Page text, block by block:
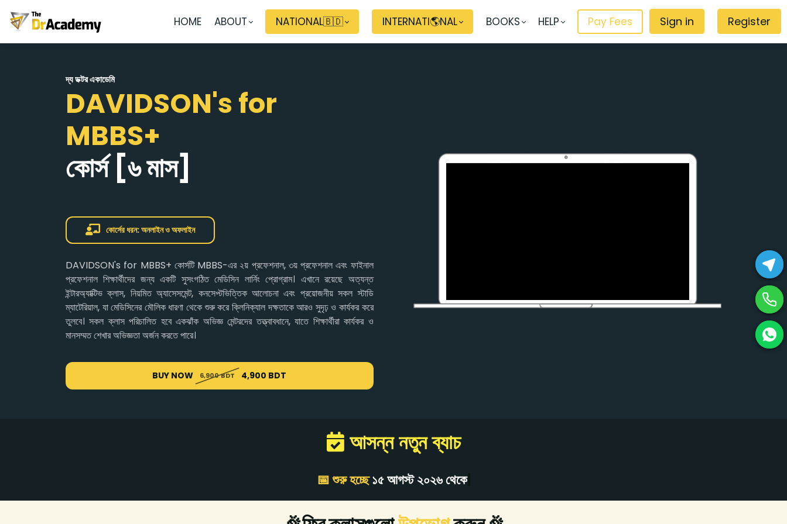
HOME ABOUT NATIONAL🇧🇩 INTERNATI🌎NAL BOOKS HELP Pay Fees Sign in Register
দ্য ডক্টর একাডেমি
DAVIDSON's for
MBBS+
কোর্স[৬ মাস]
কোর্সের ধরন: অনলাইন ও অফলাইন
DAVIDSON's for MBBS+ কোর্সটি MBBS-এর ২য় প্রফেশনাল, ৩য় প্রফেশনাল এবং ফাইনাল
প্রফেশনাল শিক্ষার্থীদের জন্য একটি সুসংগঠিত মেডিসিন লার্নিং প্রোগ্রাম। এখানে রয়েছে অত্যন্ত
ইন্টারঅ্যাক্টিভ ক্লাস, নিয়মিত অ্যাসেসমেন্ট, কনসেপ্টভিত্তিক আলোচনা এবং প্রয়োজনীয় সকল স্টাডি
ম্যাটেরিয়াল, যা মেডিসিনের মৌলিক ধারণা থেকে শুরু করে ক্লিনিক্যাল দক্ষতাকে আরও সুদৃঢ় ও কার্যকর করে
তুলবে। সকল ক্লাস পরিচালিত হবে একঝাঁক অভিজ্ঞ মেন্টরদের তত্ত্বাবধানে, যাতে শিক্ষার্থীরা কার্যকর ও
মানসম্মত শেখার অভিজ্ঞতা অর্জন করতে পারে।
BUY NOW 6,900 BDT 4,900 BDT
আসন্ন নতুন ব্যাচ
📅 শুরু হচ্ছে১৫ আগস্ট২০২৬থেকে|